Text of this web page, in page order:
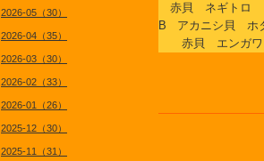
赤貝 ネギトロ
B アカニシ貝
赤貝 エンガワ
2026-05（30）
2026-04（35）
2026-03（30）
2026-02（33）
2026-01（26）
2025-12（30）
2025-11（31）